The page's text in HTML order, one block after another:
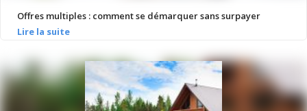
Offres multiples : comment se démarquer sans surpayer